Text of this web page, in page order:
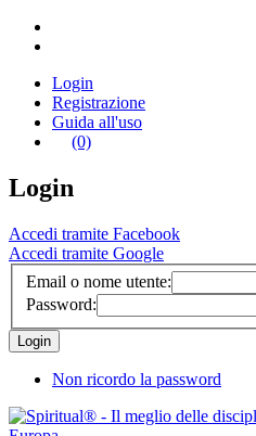
Login
Registrazione
Guida all'uso
(0)
Login
Accedi tramite Facebook
Accedi tramite Google
Email o nome utente:
Password:
Non ricordo la password